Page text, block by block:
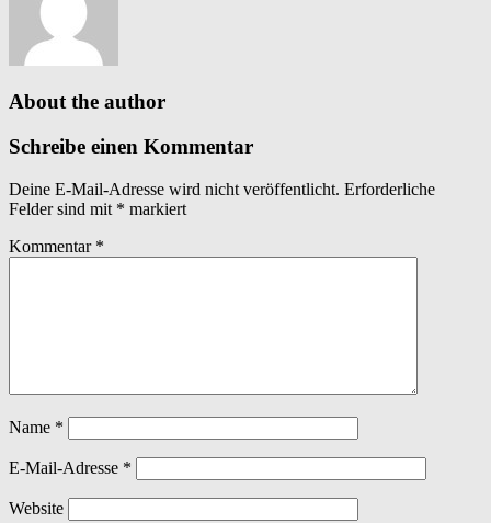
About the author
Schreibe einen Kommentar
Deine E-Mail-Adresse wird nicht veröffentlicht. Erforderliche
Felder sind mit * markiert
Kommentar *
Name *
E-Mail-Adresse *
Website